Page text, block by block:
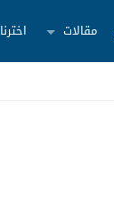
مقالات